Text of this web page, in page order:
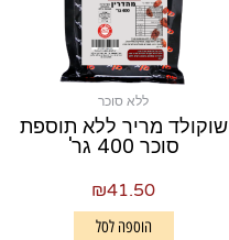
ללא סוכר
שוקולד מריר ללא תוספת
סוכר 400 גר'
₪41.50
הוספה לסל